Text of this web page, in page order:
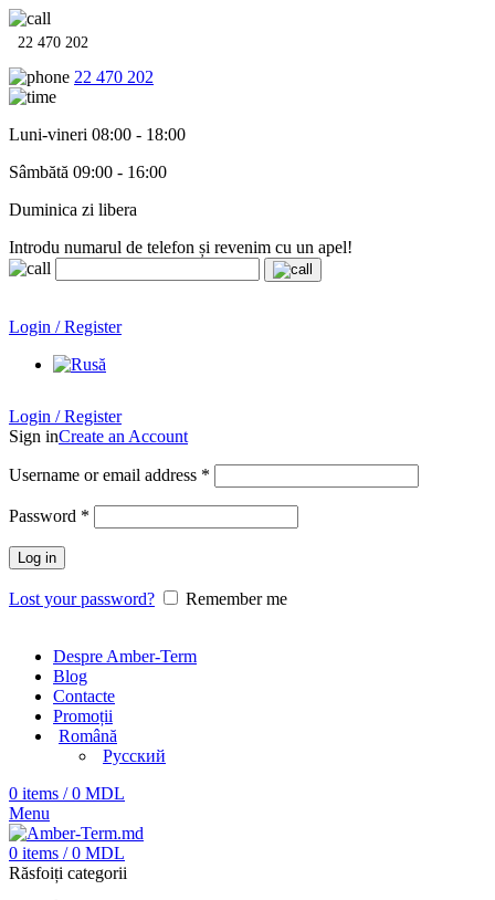
22 470 202
22 470 202
Luni-vineri 08:00 - 18:00
Sâmbătă 09:00 - 16:00
Duminica zi libera
Introdu numarul de telefon și revenim cu un apel!
Login / Register
Login / Register
Sign inCreate an Account
Username or email address *
Password *
Log in
Lost your password? Remember me
Despre Amber-Term
Blog
Contacte
Promoții
Română
Русский
0 items / 0 MDL
Menu
0 items / 0 MDL
Răsfoiți categorii